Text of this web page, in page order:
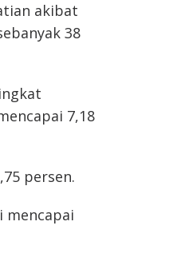
akibat
38
7,18
persen.
mencapai